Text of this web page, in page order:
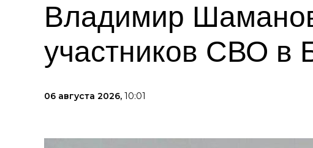
Владимир
участников СВО в
06 августа 2026, 10:01